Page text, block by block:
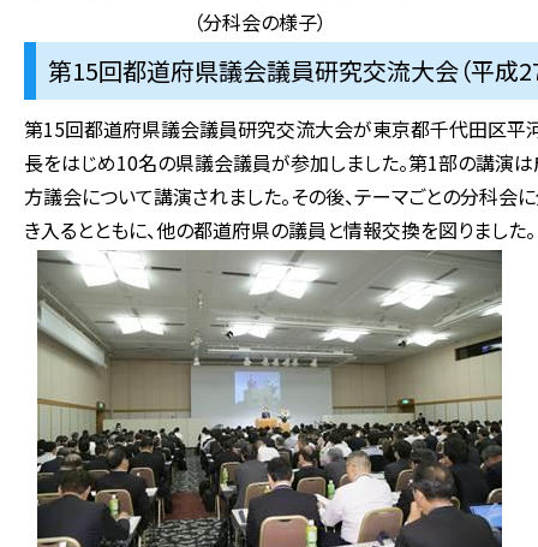
（分科会の様子）
第15回都道府県議会議員研究交流大会（平成
第15回都道府県議会議員研究交流大会が東京都千代田区平
長をはじめ10名の県議会議員が参加しました。第1部の講演
方議会について講演されました。その後、テーマごとの分科会
き入るとともに、他の都道府県の議員と情報交換を図りました。